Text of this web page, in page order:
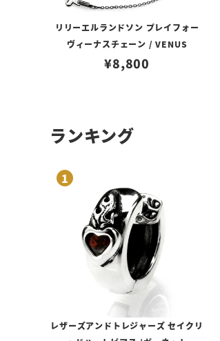
リリーエルランドソン プレイフォー
ヴィーナスチェーン / VENUS
¥8,800
ランキング
レザーズアンドトレジャーズ セイクリ